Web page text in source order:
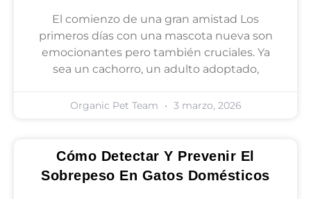
El comienzo de una gran amistad Los
primeros días con una mascota nueva son
emocionantes pero también cruciales. Ya
sea un cachorro, un adulto adoptado,
Organic Pet Team 3 marzo, 2026
Cómo Detectar Y Prevenir El
Sobrepeso En Gatos Domésticos